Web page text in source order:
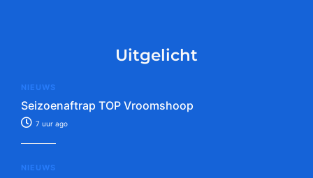
Uitgelicht
NIEUWS
Seizoenaftrap TOP Vroomshoop
7 uur ago
NIEUWS